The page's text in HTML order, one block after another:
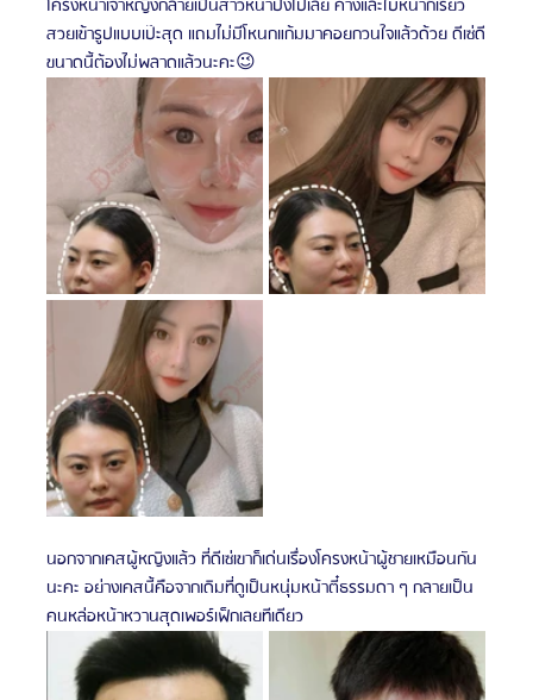
สวยเข้ารูปแบบเป๊ะสุด แถมไม่มีโหนกแก้มมาคอยกวนใจแล้วด้วย ดีเซ่ดี
ขนาดนี้ต้องไม่พลาดแล้วนะคะ😉
นอกจากเคสผู้หญิงแล้ว ที่ดีเซ่เขาก็เด่นเรื่องโครงหน้าผู้ชายเหมือนกัน
นะคะ อย่างเคสนี้คือจากเดิมที่ดูเป็นหนุ่มหน้าตี๋ธรรมดา ๆ กลายเป็น
คนหล่อหน้าหวานสุดเพอร์เฟ็กเลยทีเดียว